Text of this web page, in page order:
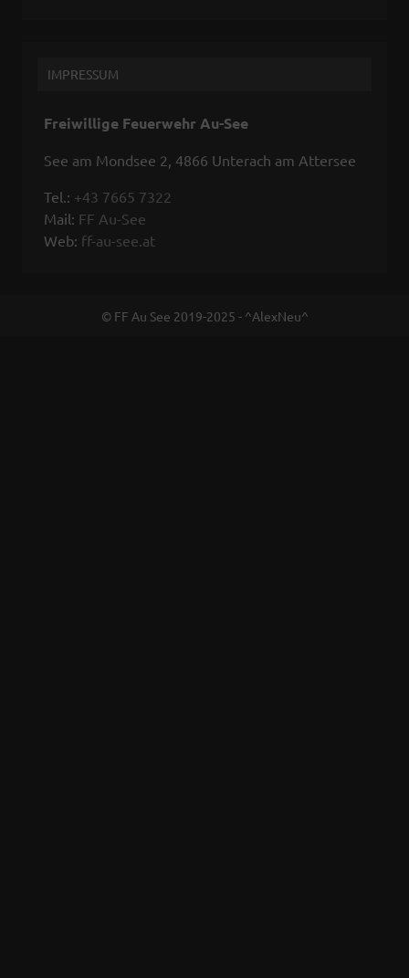
IMPRESSUM
Freiwillige Feuerwehr Au-See
See am Mondsee 2, 4866 Unterach am Attersee
Tel.: +43 7665 7322
Mail: FF Au-See
Web: ff-au-see.at
© FF Au See 2019-2025 - ^AlexNeu^